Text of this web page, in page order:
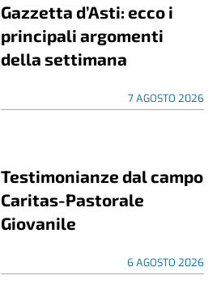
Gazzetta d’Asti: ecco i
principali argomenti
della settimana
7 AGOSTO 2026
Testimonianze dal campo
Caritas-Pastorale
Giovanile
6 AGOSTO 2026